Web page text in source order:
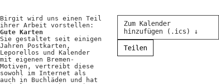
Öffentlichkeit
Positionen
Verband
Fotograf*innen
Birgit wird uns einen Teil
ihrer Arbeit vorstellen:
Gute Karten
Sie gestaltet seit einigen
Jahren Postkarten,
Leporellos und Kalender
mit eigenen Bremen-
Motiven, vertreibt diese
sowohl im Internet als
auch in Buchläden und hat
Zum Kalender
hinzufügen (.ics) ↓
Teilen